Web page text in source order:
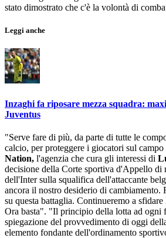
stato dimostrato che c'è la volontà di
Leggi anche
Inzaghi fa riposare mezza squadra:
Juventus
"Serve fare di più, da parte di tutte le
calcio, per proteggere i giocatori sul
Nation, l'agenzia che cura gli interessi di
decisione della Corte sportiva d'Appello di
dell'Inter sulla squalifica dell'attaccante
ancora il nostro desiderio di cambiamento.
su questa battaglia. Continueremo a
Ora basta". "Il principio della lotta ad ogni
spiegazione del provvedimento di oggi
elemento fondante dell'ordinamento